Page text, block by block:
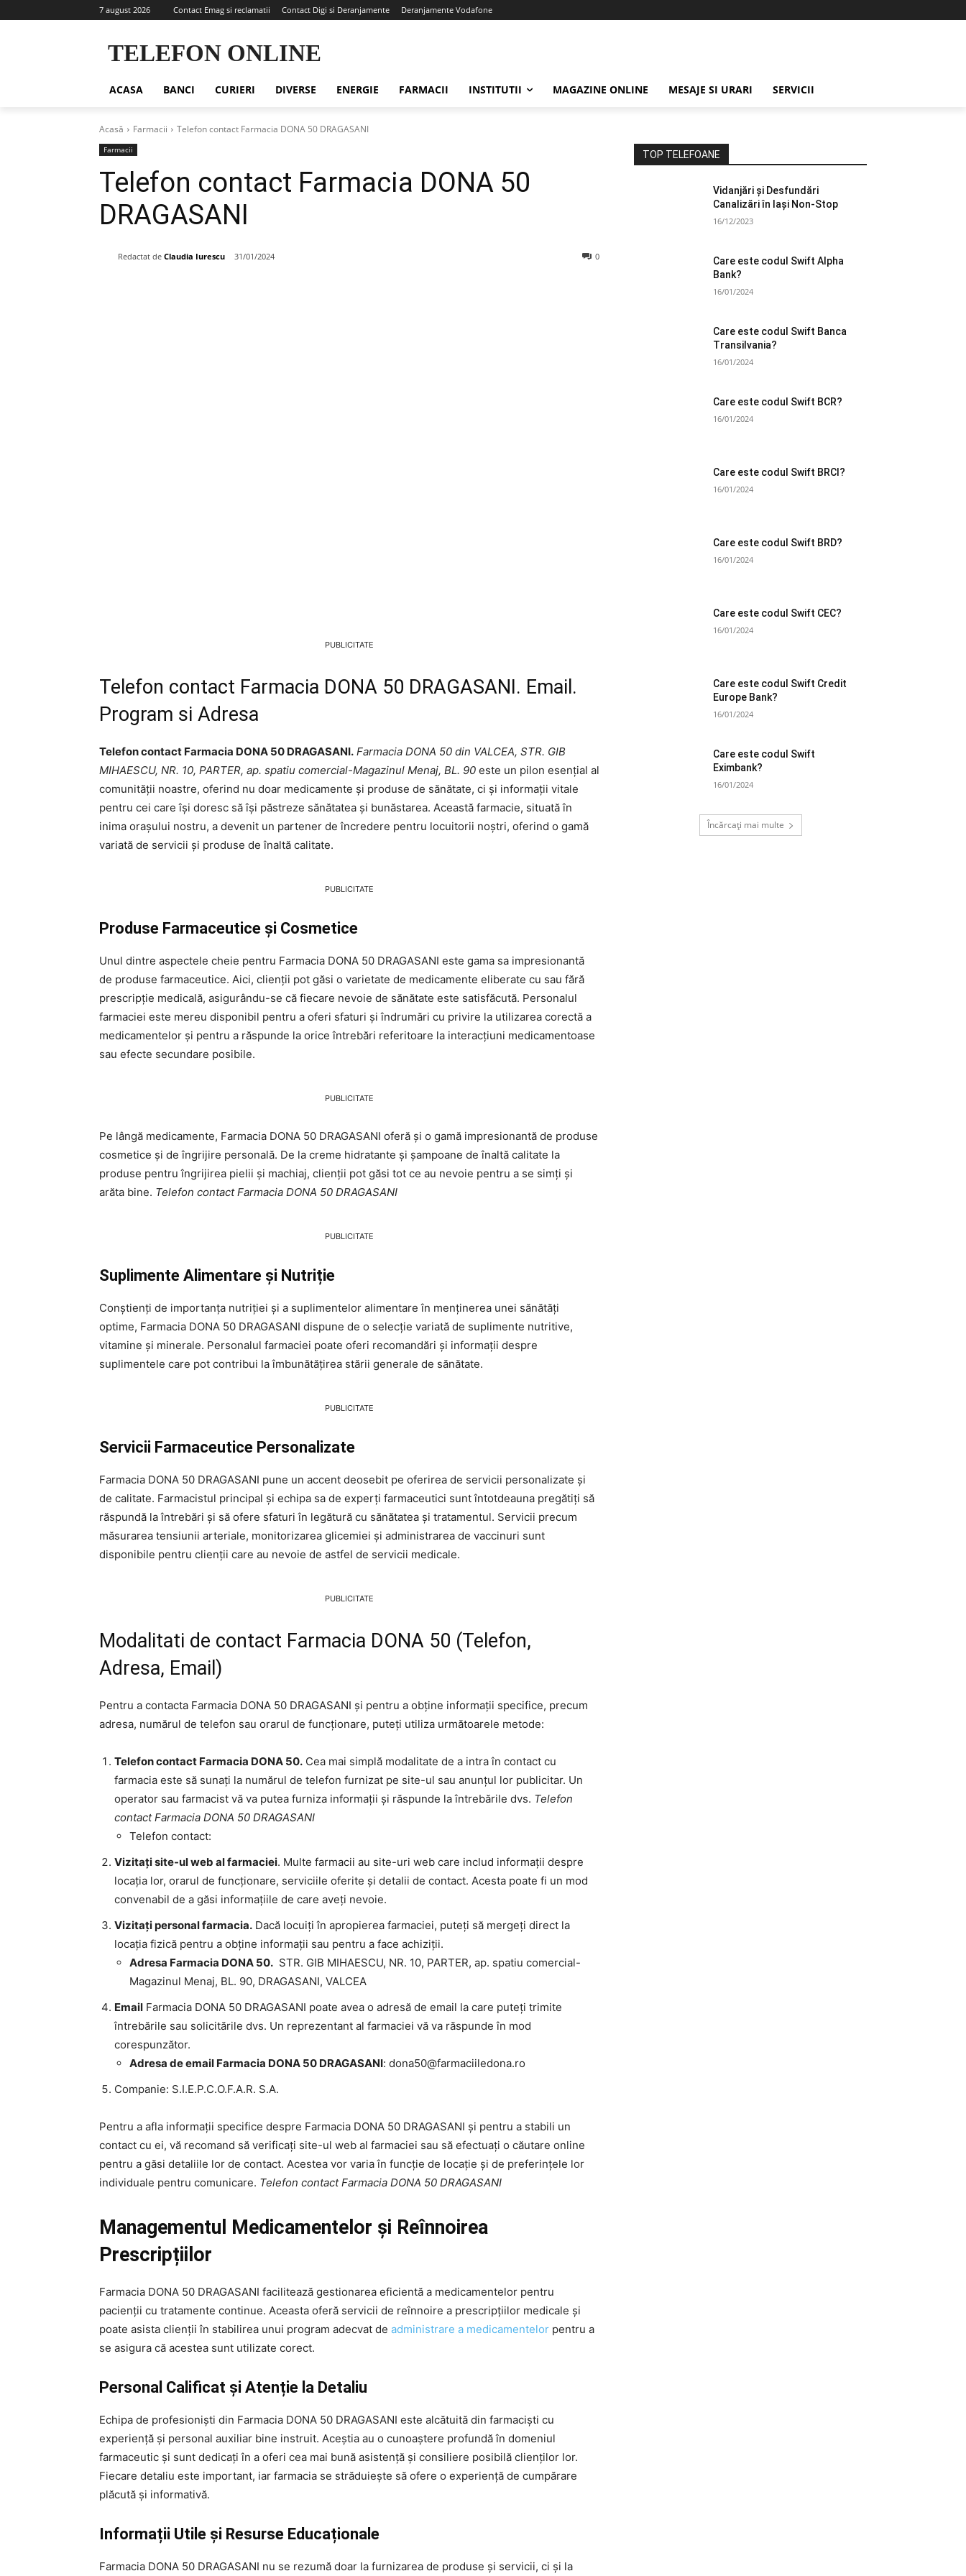
7 august 2026 Contact Emag si reclamatii Contact Digi si Deranjamente Deranjamente Vodafone
TELEFON ONLINE
ACASA BANCI CURIERI DIVERSE ENERGIE FARMACII INSTITUTII MAGAZINE ONLINE MESAJE SI URARI SERVICII
Acasă Farmacii Telefon contact Farmacia DONA 50 DRAGASANI
Farmacii
Telefon contact Farmacia DONA 50
DRAGASANI
Redactat de Claudia Iurescu 31/01/2024 0
PUBLICITATE
Telefon contact Farmacia DONA 50 DRAGASANI. Email.
Program si Adresa
Telefon contact Farmacia DONA 50 DRAGASANI. Farmacia DONA 50 din VALCEA, STR. GIB
MIHAESCU, NR. 10, PARTER, ap. spatiu comercial-Magazinul Menaj, BL. 90 este un pilon esențial al
comunității noastre, oferind nu doar medicamente și produse de sănătate, ci și informații vitale
pentru cei care își doresc să își păstreze sănătatea și bunăstarea. Această farmacie, situată în
inima orașului nostru, a devenit un partener de încredere pentru locuitorii noștri, oferind o gamă
variată de servicii și produse de înaltă calitate.
PUBLICITATE
Produse Farmaceutice și Cosmetice
Unul dintre aspectele cheie pentru Farmacia DONA 50 DRAGASANI este gama sa impresionantă
de produse farmaceutice. Aici, clienții pot găsi o varietate de medicamente eliberate cu sau fără
prescripție medicală, asigurându-se că fiecare nevoie de sănătate este satisfăcută. Personalul
farmaciei este mereu disponibil pentru a oferi sfaturi și îndrumări cu privire la utilizarea corectă a
medicamentelor și pentru a răspunde la orice întrebări referitoare la interacțiuni medicamentoase
sau efecte secundare posibile.
PUBLICITATE
Pe lângă medicamente, Farmacia DONA 50 DRAGASANI oferă și o gamă impresionantă de produse
cosmetice și de îngrijire personală. De la creme hidratante și șampoane de înaltă calitate la
produse pentru îngrijirea pielii și machiaj, clienții pot găsi tot ce au nevoie pentru a se simți și
arăta bine. Telefon contact Farmacia DONA 50 DRAGASANI
PUBLICITATE
Suplimente Alimentare și Nutriție
Conștienți de importanța nutriției și a suplimentelor alimentare în menținerea unei sănătăți
optime, Farmacia DONA 50 DRAGASANI dispune de o selecție variată de suplimente nutritive,
vitamine și minerale. Personalul farmaciei poate oferi recomandări și informații despre
suplimentele care pot contribui la îmbunătățirea stării generale de sănătate.
PUBLICITATE
Servicii Farmaceutice Personalizate
Farmacia DONA 50 DRAGASANI pune un accent deosebit pe oferirea de servicii personalizate și
de calitate. Farmacistul principal și echipa sa de experți farmaceutici sunt întotdeauna pregătiți să
răspundă la întrebări și să ofere sfaturi în legătură cu sănătatea și tratamentul. Servicii precum
măsurarea tensiunii arteriale, monitorizarea glicemiei și administrarea de vaccinuri sunt
disponibile pentru clienții care au nevoie de astfel de servicii medicale.
PUBLICITATE
Modalitati de contact Farmacia DONA 50 (Telefon,
Adresa, Email)
Pentru a contacta Farmacia DONA 50 DRAGASANI și pentru a obține informații specifice, precum
adresa, numărul de telefon sau orarul de funcționare, puteți utiliza următoarele metode:
Telefon contact Farmacia DONA 50. Cea mai simplă modalitate de a intra în contact cu
farmacia este să sunați la numărul de telefon furnizat pe site-ul sau anunțul lor publicitar. Un
operator sau farmacist vă va putea furniza informații și răspunde la întrebările dvs. Telefon
contact Farmacia DONA 50 DRAGASANI
Telefon contact:
Vizitați site-ul web al farmaciei. Multe farmacii au site-uri web care includ informații despre
locația lor, orarul de funcționare, serviciile oferite și detalii de contact. Acesta poate fi un mod
convenabil de a găsi informațiile de care aveți nevoie.
Vizitați personal farmacia. Dacă locuiți în apropierea farmaciei, puteți să mergeți direct la
locația fizică pentru a obține informații sau pentru a face achiziții.
Adresa Farmacia DONA 50. STR. GIB MIHAESCU, NR. 10, PARTER, ap. spatiu comercial-
Magazinul Menaj, BL. 90, DRAGASANI, VALCEA
Email Farmacia DONA 50 DRAGASANI poate avea o adresă de email la care puteți trimite
întrebările sau solicitările dvs. Un reprezentant al farmaciei vă va răspunde în mod
corespunzător.
Adresa de email Farmacia DONA 50 DRAGASANI: dona50@farmaciiledona.ro
Companie: S.I.E.P.C.O.F.A.R. S.A.
Pentru a afla informații specifice despre Farmacia DONA 50 DRAGASANI și pentru a stabili un
contact cu ei, vă recomand să verificați site-ul web al farmaciei sau să efectuați o căutare online
pentru a găsi detaliile lor de contact. Acestea vor varia în funcție de locație și de preferințele lor
individuale pentru comunicare. Telefon contact Farmacia DONA 50 DRAGASANI
Managementul Medicamentelor și Reînnoirea
Prescripțiilor
Farmacia DONA 50 DRAGASANI facilitează gestionarea eficientă a medicamentelor pentru
pacienții cu tratamente continue. Aceasta oferă servicii de reînnoire a prescripțiilor medicale și
poate asista clienții în stabilirea unui program adecvat de administrare a medicamentelor pentru a
se asigura că acestea sunt utilizate corect.
Personal Calificat și Atenție la Detaliu
Echipa de profesioniști din Farmacia DONA 50 DRAGASANI este alcătuită din farmaciști cu
experiență și personal auxiliar bine instruit. Aceștia au o cunoaștere profundă în domeniul
farmaceutic și sunt dedicați în a oferi cea mai bună asistență și consiliere posibilă clienților lor.
Fiecare detaliu este important, iar farmacia se străduiește să ofere o experiență de cumpărare
plăcută și informativă.
Informații Utile și Resurse Educaționale
Farmacia DONA 50 DRAGASANI nu se rezumă doar la furnizarea de produse și servicii, ci și la
TOP TELEFOANE
Vidanjări și Desfundări
Canalizări în Iași Non-Stop
16/12/2023
Care este codul Swift Alpha
Bank?
16/01/2024
Care este codul Swift Banca
Transilvania?
16/01/2024
Care este codul Swift BCR?
16/01/2024
Care este codul Swift BRCI?
16/01/2024
Care este codul Swift BRD?
16/01/2024
Care este codul Swift CEC?
16/01/2024
Care este codul Swift Credit
Europe Bank?
16/01/2024
Care este codul Swift
Eximbank?
16/01/2024
Încărcați mai multe